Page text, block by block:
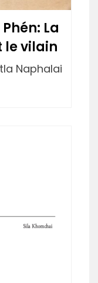
La
le vilain
Naphalai